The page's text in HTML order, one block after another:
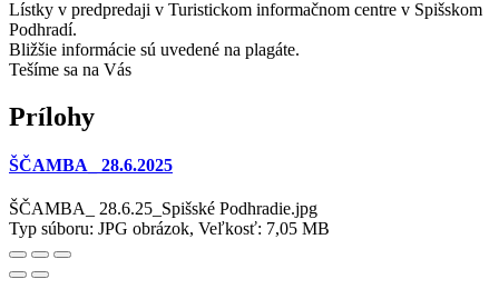
Lístky v predpredaji v Turistickom informačnom centre v Spišskom
Podhradí.
Bližšie informácie sú uvedené na plagáte.
Tešíme sa na Vás
Prílohy
ŠČAMBA_ 28.6.2025
ŠČAMBA_ 28.6.25_Spišské Podhradie.jpg
Typ súboru: JPG obrázok, Veľkosť: 7,05 MB